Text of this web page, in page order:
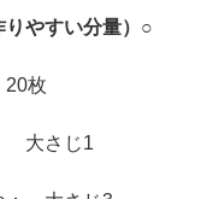
ごナマ」しそ
りやすい分量